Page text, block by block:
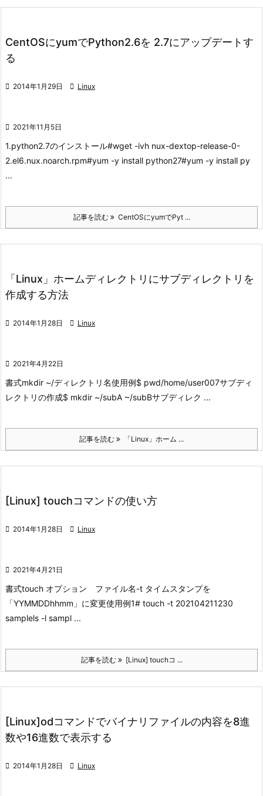
CentOSにyumでPython2.6を 2.7にアップデートす
る
 2014年1月29日  Linux
 2021年11月5日
1.python2.7のインストール#wget -ivh nux-dextop-release-0-
2.el6.nux.noarch.rpm#yum -y install python27#yum -y install py
...
記事を読む CentOSにyumでPyt ...
「Linux」ホームディレクトリにサブディレクトリを
作成する方法
 2014年1月28日  Linux
 2021年4月22日
書式mkdir ~/ディレクトリ名使用例$ pwd/home/user007サブディ
レクトリの作成$ mkdir ~/subA ~/subBサブディレク ...
記事を読む 「Linux」ホーム ...
[Linux] touchコマンドの使い方
 2014年1月28日  Linux
 2021年4月21日
書式touch オプション ファイル名-t タイムスタンプを
「YYMMDDhhmm」に変更使用例1# touch -t 202104211230
samplels -l sampl ...
記事を読む [Linux] touchコ ...
[Linux]odコマンドでバイナリファイルの内容を8進
数や16進数で表示する
 2014年1月28日  Linux